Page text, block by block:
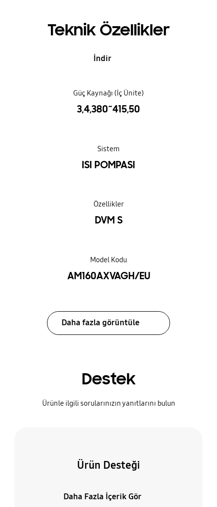
Teknik Özellikler
İndir
Güç Kaynağı (İç Ünite)
3,4,380~415,50
Sistem
ISI POMPASI
Özellikler
DVM S
Model Kodu
AM160AXVAGH/EU
Daha fazla görüntüle
Destek
Ürünle ilgili sorularınızın yanıtlarını bulun
Ürün Desteği
Daha Fazla İçerik Gör